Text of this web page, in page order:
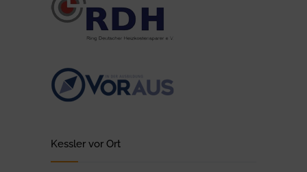
Kessler vor Ort